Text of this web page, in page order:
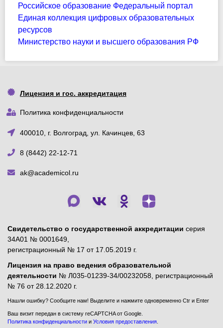
Российское образование Федеральный портал
Единая коллекция цифровых образовательных
ресурсов
Министерство науки и высшего образования РФ
Лицензия и гос. аккредитация
Политика конфиденциальности
400010, г. Волгоград, ул. Качинцев, 63
8 (8442) 22-12-71
ak@academicol.ru
Свидетельство о государственной аккредитации серия
34А01 № 0001649,
регистрационный № 17 от 17.05.2019 г.
Лицензия на право ведения образовательной
деятельности № Л035-01239-34/00232058, регистрационный
№ 76 от 28.12.2020 г.
Нашли ошибку? Сообщите нам! Выделите и нажмите одновременно Ctr и Enter
Ваш визит передан в систему reCAPTCHA от Google.
Политика конфиденциальности и Условия предоставления